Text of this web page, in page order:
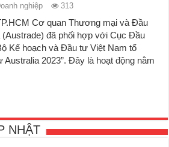
nghiệp 313
Cơ quan Thương mại và Đầu
(Austrade) đã phối hợp với Cục Đầu
Kế hoạch và Đầu tư Việt Nam tổ
2023”. Đây là hoạt động nằm
NHẬT